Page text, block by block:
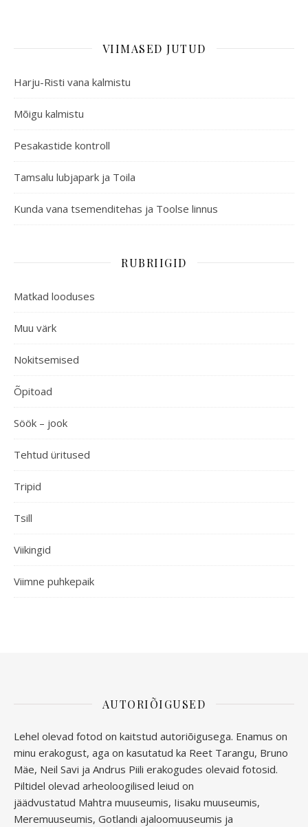
VIIMASED JUTUD
Harju-Risti vana kalmistu
Mõigu kalmistu
Pesakastide kontroll
Tamsalu lubjapark ja Toila
Kunda vana tsemenditehas ja Toolse linnus
RUBRIIGID
Matkad looduses
Muu värk
Nokitsemised
Õpitoad
Söök – jook
Tehtud üritused
Tripid
Tsill
Viikingid
Viimne puhkepaik
AUTORIÕIGUSED
Lehel olevad fotod on kaitstud autoriõigusega. Enamus on
minu erakogust, aga on kasutatud ka Reet Tarangu, Bruno
Mäe, Neil Savi ja Andrus Piili erakogudes olevaid fotosid.
Piltidel olevad arheoloogilised leiud on
jäädvustatud Mahtra muuseumis, Iisaku muuseumis,
Meremuuseumis, Gotlandi ajaloomuuseumis ja